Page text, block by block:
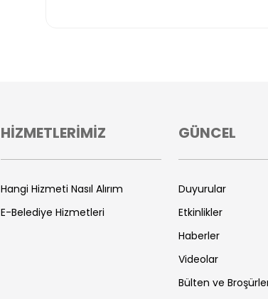
HİZMETLERİMİZ
Hangi Hizmeti Nasıl Alırım
E-Belediye Hizmetleri
GÜNCEL
Duyurular
Etkinlikler
Haberler
Videolar
Bülten ve